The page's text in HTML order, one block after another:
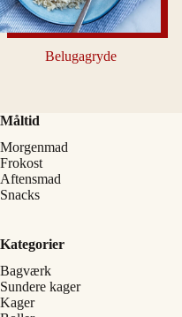
Belugagryde
Måltid
Morgenmad
Frokost
Aftensmad
Snacks
Kategorier
Bagværk
Sundere kager
Kager